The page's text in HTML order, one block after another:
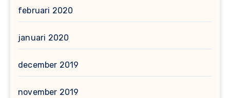
februari 2020
januari 2020
december 2019
november 2019